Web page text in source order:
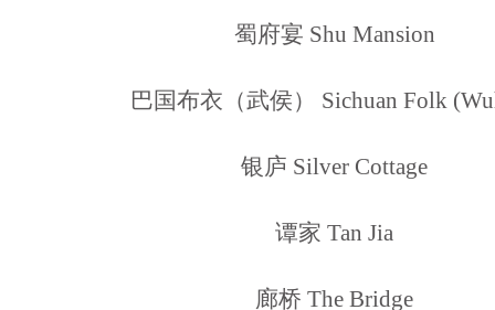
蜀府宴 Shu Mansion
巴国布衣（武侯） Sichuan Folk
银庐 Silver Cottage
谭家 Tan Jia
廊桥 The Bridge